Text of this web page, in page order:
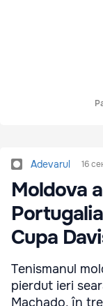
Adevarul 16
Moldova
Cupa
Tenismanul
pierdut ieri
Machado, în